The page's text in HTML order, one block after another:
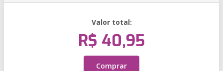
Valor total:
R$ 40,95
Comprar